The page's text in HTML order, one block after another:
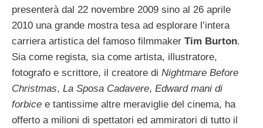
presenterà dal 22 novembre 2009 sino al 26 aprile
2010 una grande mostra tesa ad esplorare l’intera
carriera artistica del famoso filmmaker Tim Burton.
Sia come regista, sia come artista, illustratore,
fotografo e scrittore, il creatore di Nightmare Before
Christmas, La Sposa Cadavere, Edward mani di
forbice e tantissime altre meraviglie del cinema, ha
offerto a milioni di spettatori ed ammiratori di tutto il